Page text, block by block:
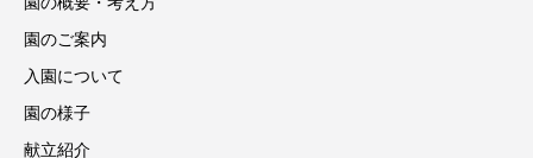
園のご案内
入園について
園の様子
献立紹介